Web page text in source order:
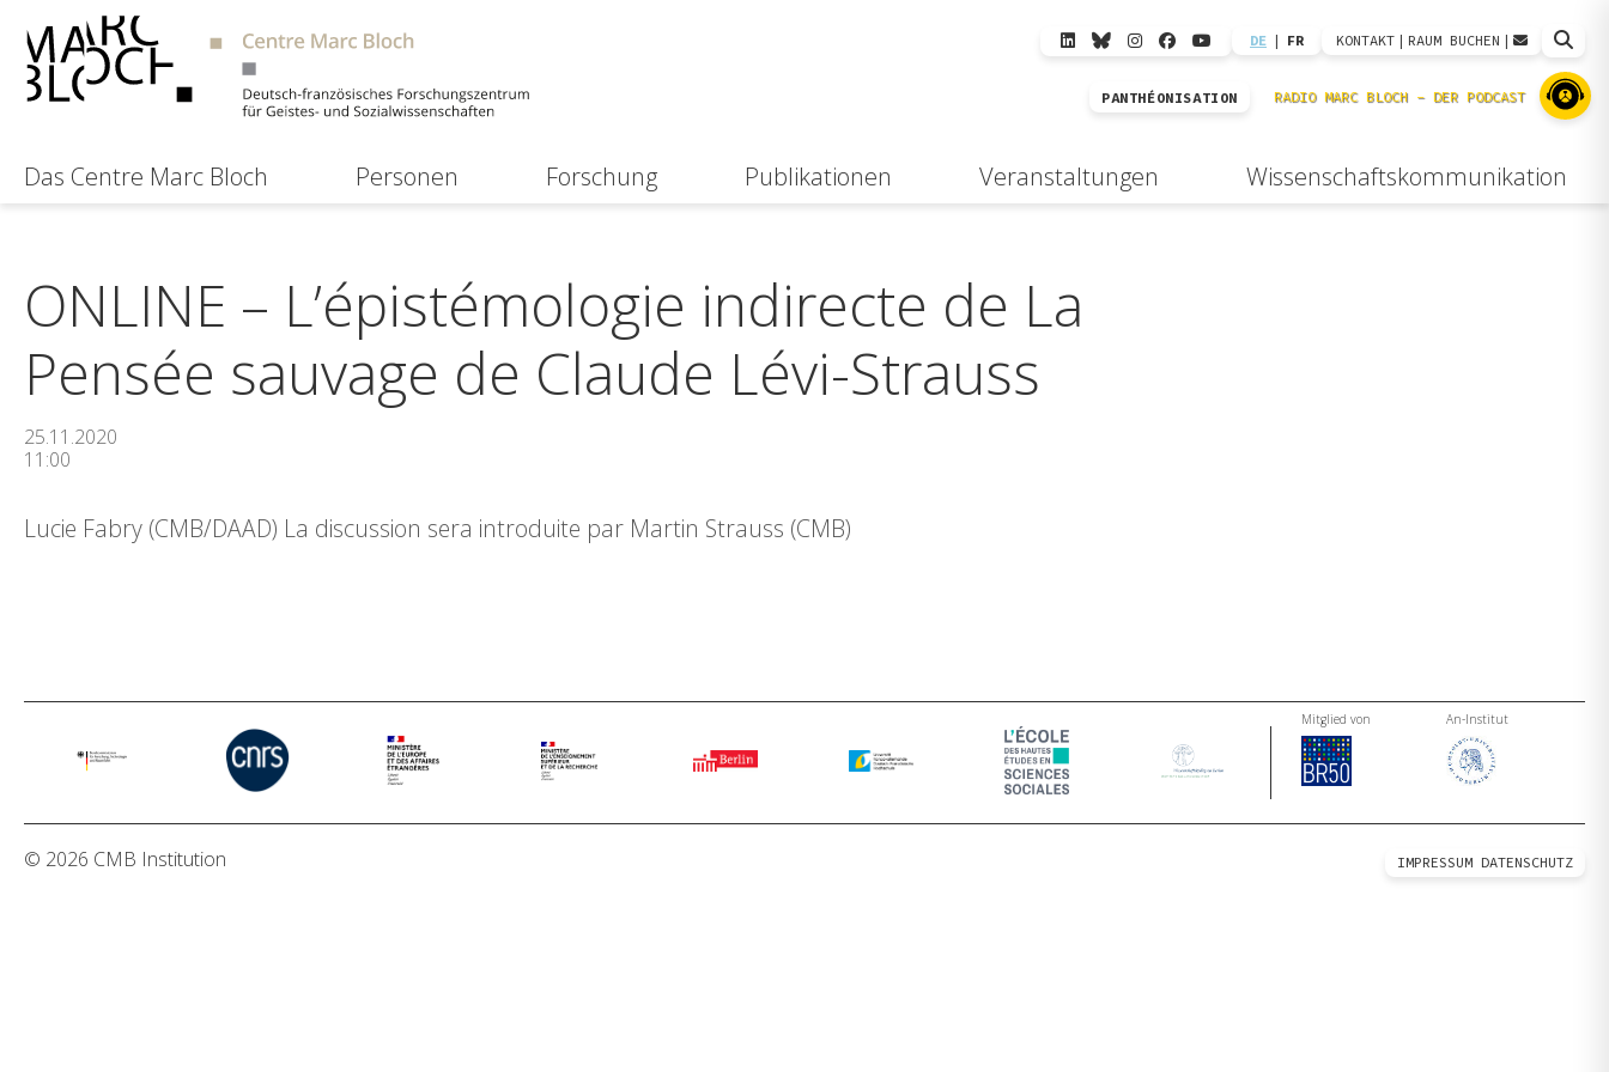
DE | FR KONTAKT | RAUM BUCHEN |
PANTHÉONISATION
Das Centre Marc Bloch Personen Forschung Publikationen Veranstaltungen Wissenschaftskommunikation
ONLINE – L’épistémologie indirecte de La
Pensée sauvage de Claude Lévi-Strauss
25.11.2020
11:00
Lucie Fabry (CMB/DAAD) La discussion sera introduite par Martin Strauss (CMB)
Mitglied von An-Institut
© 2026 CMB Institution IMPRESSUM DATENSCHUTZ